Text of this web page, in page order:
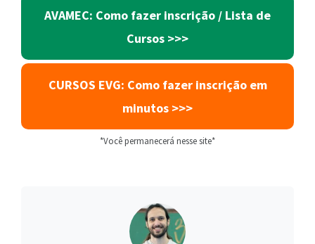
AVAMEC: Como fazer inscrição / Lista de
Cursos >>>
CURSOS EVG: Como fazer inscrição em
minutos >>>
*Você permanecerá nesse site*